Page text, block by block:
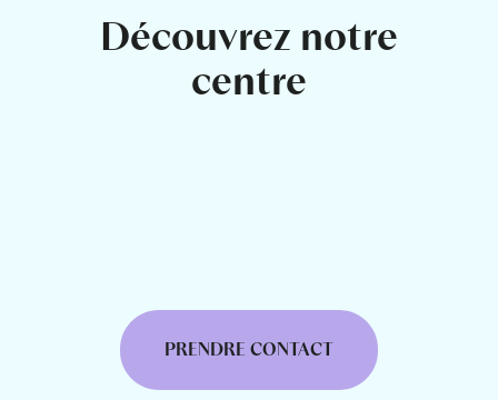
Découvrez notre
centre
PRENDRE CONTACT